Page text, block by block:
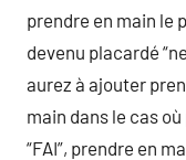
prendre en main le
devenu placardé
aurez à ajouter
main dans le cas
“FAI”, prendre en